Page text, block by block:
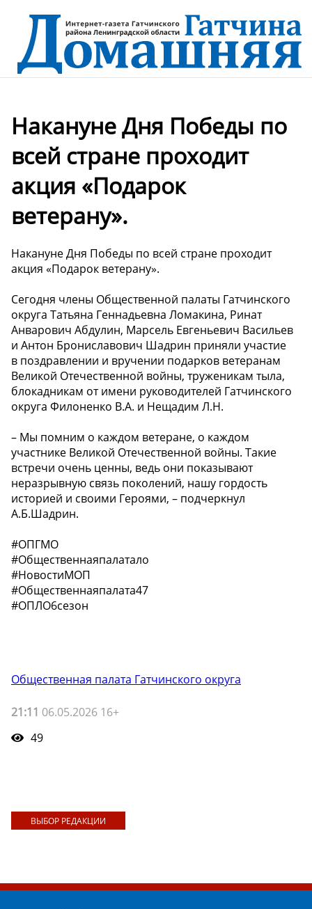
Накануне Дня Победы по
всей стране проходит
акция «Подарок
ветерану».
Накануне Дня Победы по всей стране проходит
акция «Подарок ветерану».
Сегодня члены Общественной палаты Гатчинского
округа Татьяна Геннадьевна Ломакина, Ринат
Анварович Абдулин, Марсель Евгеньевич Васильев
и Антон Брониславович Шадрин приняли участие
в поздравлении и вручении подарков ветеранам
Великой Отечественной войны, труженикам тыла,
блокадникам от имени руководителей Гатчинского
округа Филоненко В.А. и Нещадим Л.Н.
– Мы помним о каждом ветеране, о каждом
участнике Великой Отечественной войны. Такие
встречи очень ценны, ведь они показывают
неразрывную связь поколений, нашу гордость
историей и своими Героями, – подчеркнул
А.Б.Шадрин.
#ОПГМО
#Общественнаяпалатало
#НовостиМОП
#Общественнаяпалата47
#ОПЛО6сезон
Общественная палата Гатчинского округа
21:11 06.05.2026 16+
49
ВЫБОР РЕДАКЦИИ